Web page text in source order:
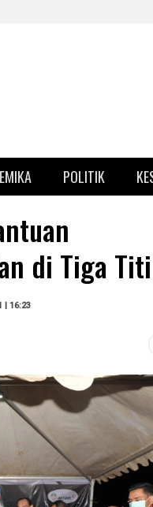
POLITIK
di Tiga
| 16:23